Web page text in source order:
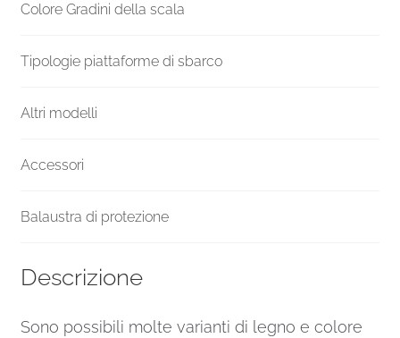
Colore Gradini della scala
Tipologie piattaforme di sbarco
Altri modelli
Accessori
Balaustra di protezione
Descrizione
Sono possibili molte varianti di legno e colore